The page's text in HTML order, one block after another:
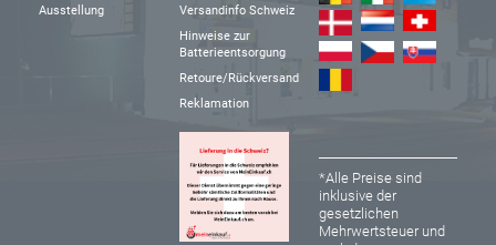
Ausstellung
Versandinfo Schweiz
Hinweise zur
Batterieentsorgung
Retoure/Rückversand
Reklamation
*Alle Preise sind
inklusive der
gesetzlichen
Mehrwertsteuer und